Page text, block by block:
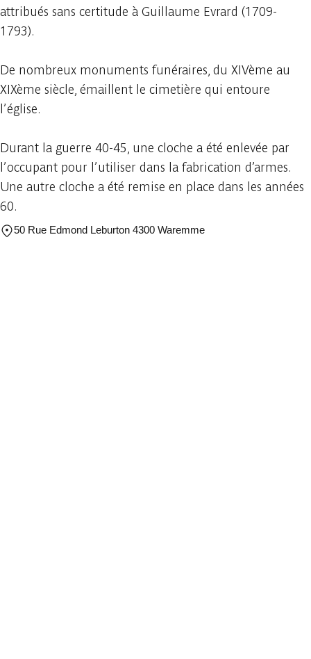
attribués sans certitude à Guillaume Evrard (1709-
1793).
De nombreux monuments funéraires, du XIVème au
XIXème siècle, émaillent le cimetière qui entoure
l’église.
Durant la guerre 40-45, une cloche a été enlevée par
l’occupant pour l’utiliser dans la fabrication d’armes.
Une autre cloche a été remise en place dans les années
60.
50 Rue Edmond Leburton 4300 Waremme